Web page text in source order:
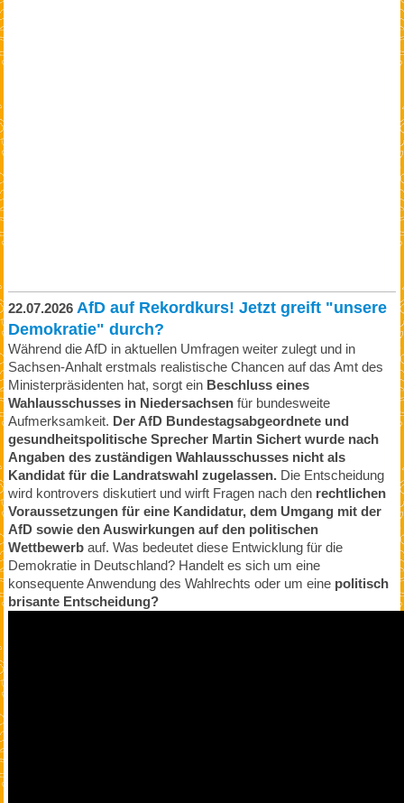
22.07.2026 AfD auf Rekordkurs! Jetzt greift "unsere
Demokratie" durch?
Während die AfD in aktuellen Umfragen weiter zulegt und in
Sachsen-Anhalt erstmals realistische Chancen auf das Amt des
Ministerpräsidenten hat, sorgt ein Beschluss eines
Wahlausschusses in Niedersachsenfür bundesweite
Aufmerksamkeit. Der AfD Bundestagsabgeordnete und
gesundheitspolitische Sprecher Martin Sichert wurde nach
Angaben des zuständigen Wahlausschusses nicht als
Kandidat für die Landratswahl zugelassen.Die Entscheidung
wird kontrovers diskutiert und wirft Fragen nach den rechtlichen
Voraussetzungen für eine Kandidatur, dem Umgang mit der
AfD sowie den Auswirkungen auf den politischen
Wettbewerbauf. Was bedeutet diese Entwicklung für die
Demokratie in Deutschland? Handelt es sich um eine
konsequente Anwendung des Wahlrechts oder um eine politisch
brisante Entscheidung?